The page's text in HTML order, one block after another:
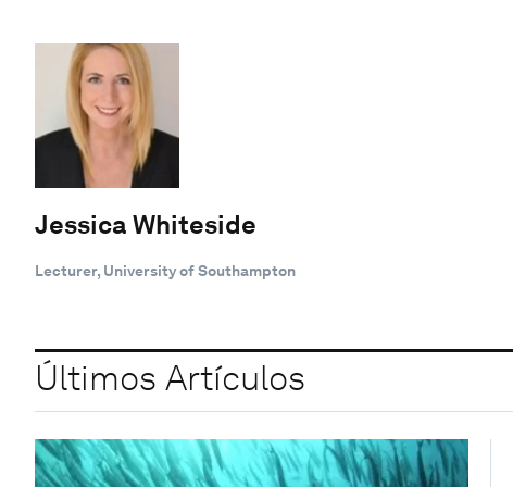
Jessica Whiteside
Lecturer, University of Southampton
Últimos Artículos